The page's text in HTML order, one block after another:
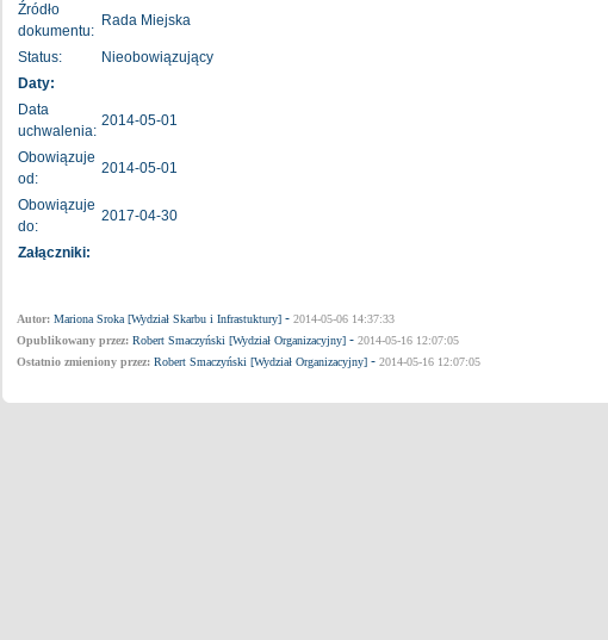
Źródło
dokumentu:
Rada Miejska
Status:
Nieobowiązujący
Daty:
Data
uchwalenia:
2014-05-01
Obowiązuje
od:
2014-05-01
Obowiązuje
do:
2017-04-30
Załączniki:
Autor: Mariona Sroka [Wydział Skarbu i Infrastuktury] - 2014-05-06 14:37:33
Opublikowany przez: Robert Smaczyński [Wydział Organizacyjny] - 2014-05-16 12:07:05
Ostatnio zmieniony przez: Robert Smaczyński [Wydział Organizacyjny] - 2014-05-16 12:07:05